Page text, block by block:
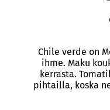
Chile verde on
ihme. Maku
kerrasta.
pihtailla, koska